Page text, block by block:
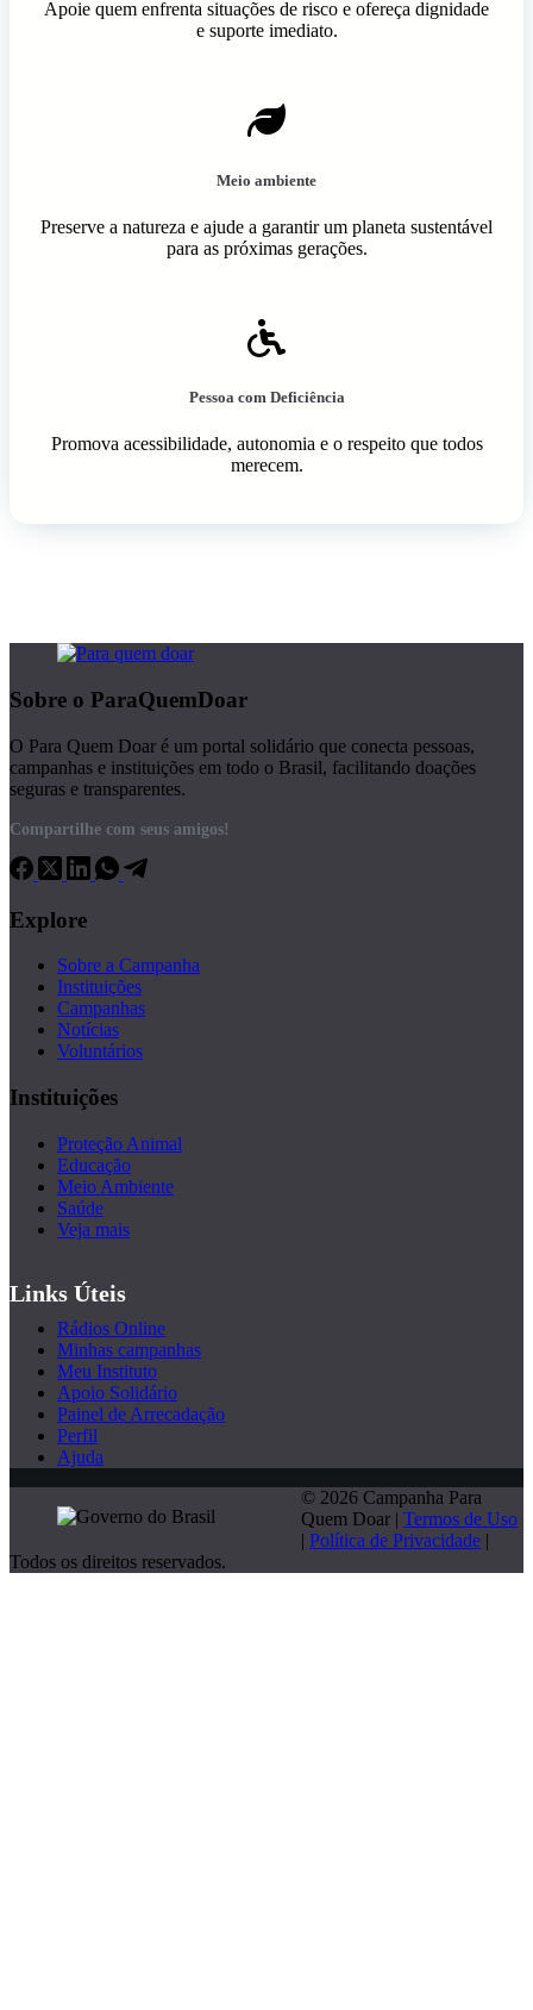
Apoie quem enfrenta situações de risco e ofereça dignidade
e suporte imediato.
Meio ambiente
Preserve a natureza e ajude a garantir um planeta sustentável
para as próximas gerações.
Pessoa com Deficiência
Promova acessibilidade, autonomia e o respeito que todos
merecem.
Sobre o ParaQuemDoar
O Para Quem Doar é um portal solidário que conecta pessoas,
campanhas e instituições em todo o Brasil, facilitando doações
seguras e transparentes.
Compartilhe com seus amigos!
Explore
Sobre a Campanha
Instituições
Campanhas
Notícias
Voluntários
Instituições
Proteção Animal
Educação
Meio Ambiente
Saúde
Veja mais
Links Úteis
Rádios Online
Minhas campanhas
Meu Instituto
Apoio Solidário
Painel de Arrecadação
Perfil
Ajuda
© 2026 Campanha Para
Quem Doar | Termos de Uso
| Política de Privacidade |
Todos os direitos reservados.